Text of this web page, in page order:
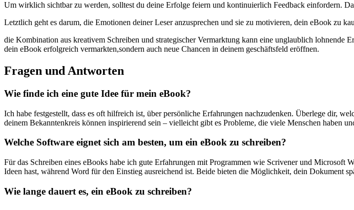
Um ‌wirklich sichtbar zu werden, solltest du deine Erfolge feiern und kontinuierlich Feedback einfordern.
Letztlich geht es darum, die ⁤Emotionen deiner Leser anzusprechen und sie zu motivieren, dein eBook zu
die Kombination ‍aus kreativem Schreiben und strategischer⁤ Vermarktung ​kann eine unglaublich​
dein eBook erfolgreich vermarkten,sondern auch neue ‍Chancen ⁤in deinem geschäftsfeld eröffnen.
Fragen und Antworten
Wie finde ich eine gute Idee ⁢für mein eBook?
Ich habe festgestellt, dass es oft hilfreich ist, über persönliche Erfahrungen ⁢nachzudenken. Überlege⁢ dir,
deinem Bekanntenkreis können inspirierend sein⁢ – vielleicht gibt es ​Probleme, die‌ viele Menschen haben
Welche Software eignet sich am besten, um ⁣ein eBook⁣ zu schreiben?
Für das Schreiben eines eBooks habe ich gute Erfahrungen mit Programmen wie Scrivener und‍
‌Ideen hast, ⁢während⁤ Word ‌für den Einstieg ausreichend​ ist. Beide bieten⁤ die Möglichkeit,‌ dein Dokument
Wie lange dauert es, ⁢ein eBook ‌zu schreiben?